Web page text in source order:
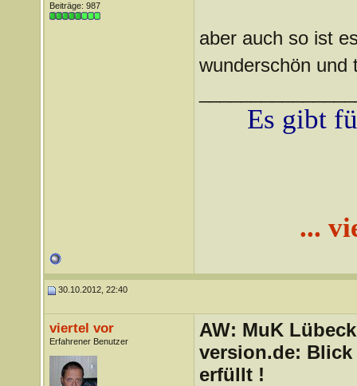
Beiträge: 987
aber auch so ist
wunderschön
Es gibt
...
30.10.2012, 22:40
viertel vor
Erfahrener Benutzer
AW: MuK
version.de: Blick
erfüllt !